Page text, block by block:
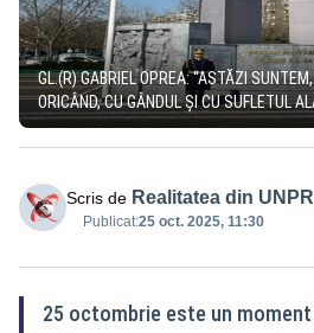
GL.(R) GABRIEL OPREA: “ASTĂZI
ORICÂND, CU GÂNDUL ŞI CU SUFLETUL
Scris de Realitatea din UNPR
Publicat:25 oct. 2025, 11:30
25 octombrie este un